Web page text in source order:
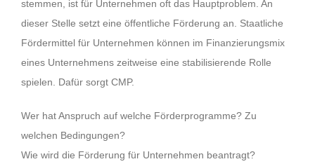
stemmen, ist für Unternehmen oft das Hauptproblem. An
dieser Stelle setzt eine öffentliche Förderung an. Staatliche
Fördermittel für Unternehmen können im Finanzierungsmix
eines Unternehmens zeitweise eine stabilisierende Rolle
spielen. Dafür sorgt CMP.
Wer hat Anspruch auf welche Förderprogramme? Zu
welchen Bedingungen?
Wie wird die Förderung für Unternehmen beantragt?